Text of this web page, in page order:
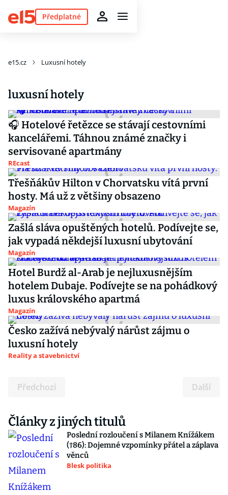
Předplatné
e15.cz Luxusní hotely
luxusní hotely
🎧 Hotelové řetězce se stávají cestovními
kancelářemi. Táhnou známé značky i
servisované apartmány
REcast
Třešňákův Hilton v Chorvatsku vítá první
hosty. Má už z většiny obsazeno
Magazín
Zašlá sláva opuštěných hotelů. Podívejte se,
jak vypadá někdejší luxusní ubytování
Magazín
Hotel Burdž al-Arab je nejluxusnějším
hotelem Dubaje. Podívejte se na pohádkový
luxus královského apartmá
Magazín
Česko zažívá nebývalý nárůst zájmu o
luxusní hotely
Reality a stavebnictví
Předchozí Další
Články z jiných titulů
Poslední rozloučení s Milanem Knížákem
(†86): Dojemné vzpomínky přátel a záplava
věnců
Blesk politika